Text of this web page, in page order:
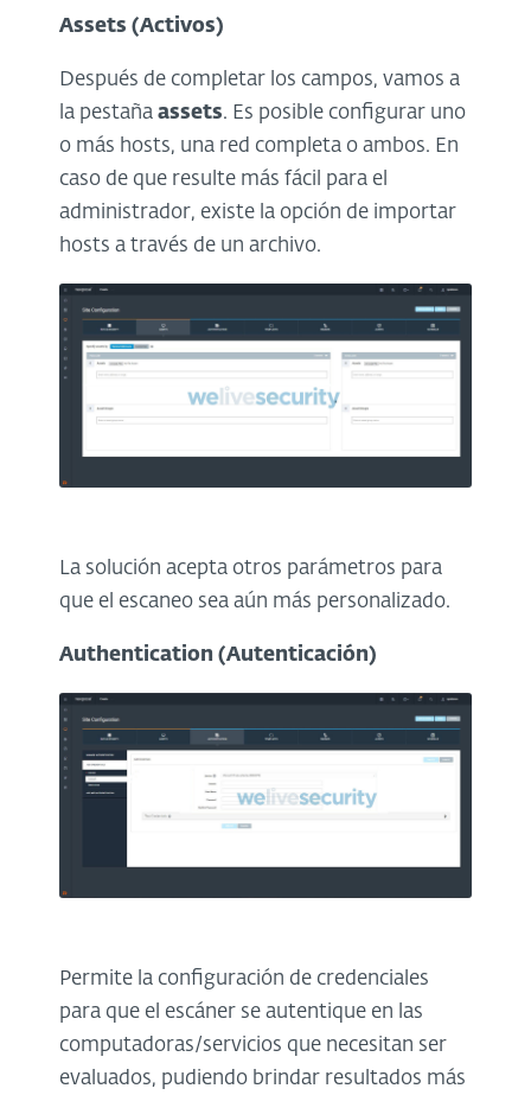
Assets (Activos)
Después de completar los campos, vamos a
la pestaña assets. Es posible configurar uno
o más hosts, una red completa o ambos. En
caso de que resulte más fácil para el
administrador, existe la opción de importar
hosts a través de un archivo.
La solución acepta otros parámetros para
que el escaneo sea aún más personalizado.
Authentication (Autenticación)
Permite la configuración de credenciales
para que el escáner se autentique en las
computadoras/servicios que necesitan ser
evaluados, pudiendo brindar resultados más